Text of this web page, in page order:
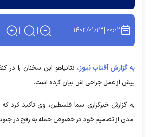
۰۰:۰۲ ۱۴۰۳/۰۱/۱۳
به گزارش آفتاب نیوز، نتانیاهو ابن سخنان را در
پیش از عمل جراحی اش بیان کرده است.
به گزارش خبرگزاری سما فلسطین، وی تأکید کرد
آمدن از تصمیم خود در خصوص حمله به رفح در جنوب